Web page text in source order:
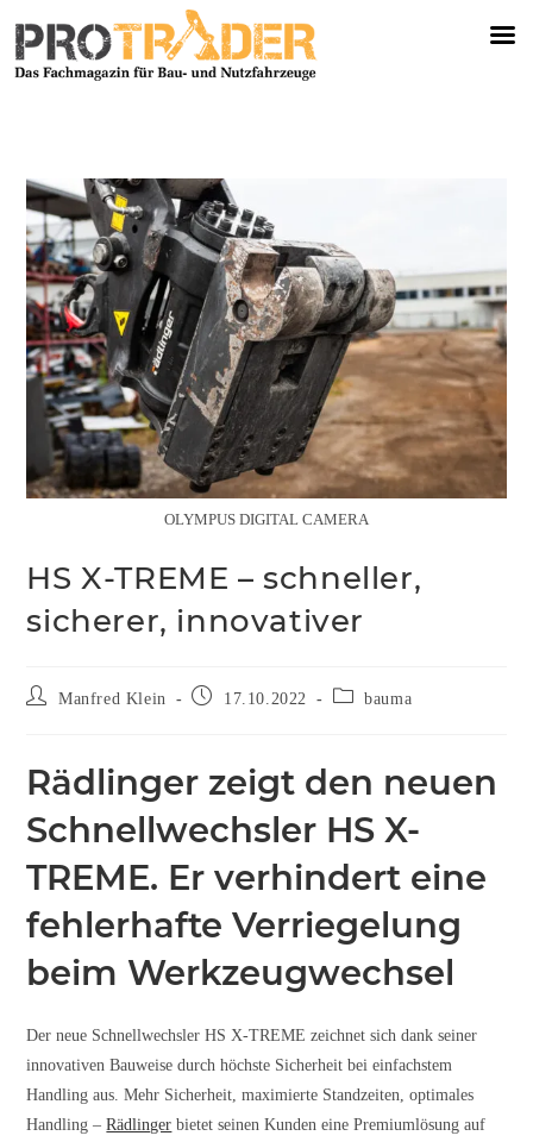
OLYMPUS DIGITAL CAMERA
HS X-TREME – schneller,
sicherer, innovativer
Manfred Klein 17.10.2022 bauma
Rädlinger zeigt den neuen
Schnellwechsler HS X-
TREME. Er verhindert eine
fehlerhafte Verriegelung
beim Werkzeugwechsel
Der neue Schnellwechsler HS X-TREME zeichnet sich dank seiner
innovativen Bauweise durch höchste Sicherheit bei einfachstem
Handling aus. Mehr Sicherheit, maximierte Standzeiten, optimales
Handling –Rädlinger bietet seinen Kunden eine Premiumlösung auf